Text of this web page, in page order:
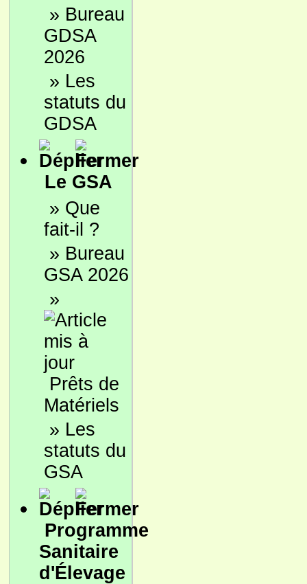
» Bureau
GDSA
2026
» Les
statuts du
GDSA
Le GSA
» Que
fait-il ?
» Bureau
GSA 2026
»
Prêts de
Matériels
» Les
statuts du
GSA
Programme
Sanitaire
d'Élevage